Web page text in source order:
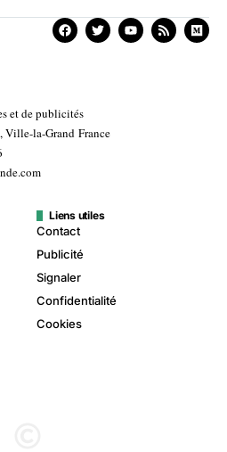
et de publicités
Ville-la-Grand France
Liens utiles
Contact
Publicité
Signaler
Confidentialité
Cookies